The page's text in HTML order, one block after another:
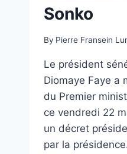
Sonko
By Pierre Fransein
Le président
Diomaye Faye a
du Premier
ce vendredi 22
un décret
par la